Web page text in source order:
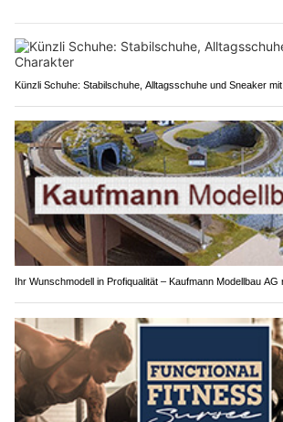
Künzli Schuhe: Stabilschuhe, Alltagsschuhe und Sneaker
Ihr Wunschmodell in Profiqualität – Kaufmann Modellbau AG